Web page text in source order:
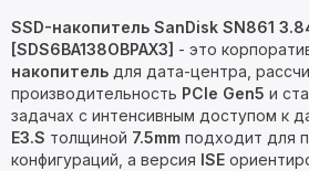
SSD-накопитель SanDisk SN861
[SDS6BA138OBPAX3] - это
накопитель для дата-центра,
производительность PCIe Gen5 и
задачах с интенсивным доступом к
E3.S толщиной 7.5mm подходит для
конфигураций, а версия ISE